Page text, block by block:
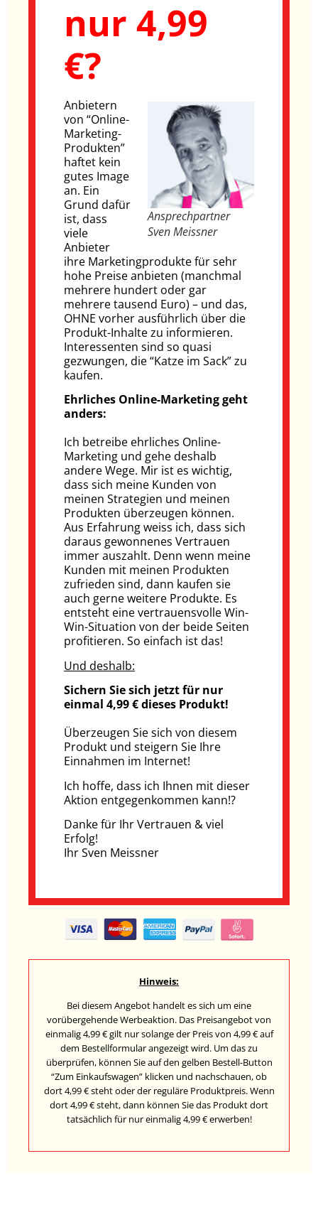
nur 4,99
€?
Ansprechpartner
Sven Meissner
Anbietern
von “Online-
Marketing-
Produkten”
haftet kein
gutes Image
an. Ein
Grund dafür
ist, dass
viele
Anbieter
ihre Marketingprodukte für sehr
hohe Preise anbieten (manchmal
mehrere hundert oder gar
mehrere tausend Euro) – und das,
OHNE vorher ausführlich über die
Produkt-Inhalte zu informieren.
Interessenten sind so quasi
gezwungen, die “Katze im Sack” zu
kaufen.
Ehrliches Online-Marketing geht
anders:
Ich betreibe ehrliches Online-
Marketing und gehe deshalb
andere Wege. Mir ist es wichtig,
dass sich meine Kunden von
meinen Strategien und meinen
Produkten überzeugen können.
Aus Erfahrung weiss ich, dass sich
daraus gewonnenes Vertrauen
immer auszahlt. Denn wenn meine
Kunden mit meinen Produkten
zufrieden sind, dann kaufen sie
auch gerne weitere Produkte. Es
entsteht eine vertrauensvolle Win-
Win-Situation von der beide Seiten
profitieren. So einfach ist das!
Und deshalb:
Sichern Sie sich jetzt für nur
einmal 4,99 € dieses Produkt!
Überzeugen Sie sich von diesem
Produkt und steigern Sie Ihre
Einnahmen im Internet!
Ich hoffe, dass ich Ihnen mit dieser
Aktion entgegenkommen kann!?
Danke für Ihr Vertrauen & viel
Erfolg!
Ihr Sven Meissner
Hinweis:
Bei diesem Angebot handelt es sich um eine
vorübergehende Werbeaktion. Das Preisangebot von
einmalig 4,99 € gilt nur solange der Preis von 4,99 € auf
dem Bestellformular angezeigt wird. Um das zu
überprüfen, können Sie auf den gelben Bestell-Button
“Zum Einkaufswagen” klicken und nachschauen, ob
dort 4,99 € steht oder der reguläre Produktpreis. Wenn
dort 4,99 € steht, dann können Sie das Produkt dort
tatsächlich für nur einmalig 4,99 € erwerben!